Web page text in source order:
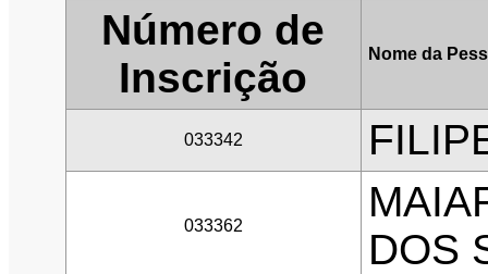
Número de
Inscrição
Nome da
033342
033362
DOS